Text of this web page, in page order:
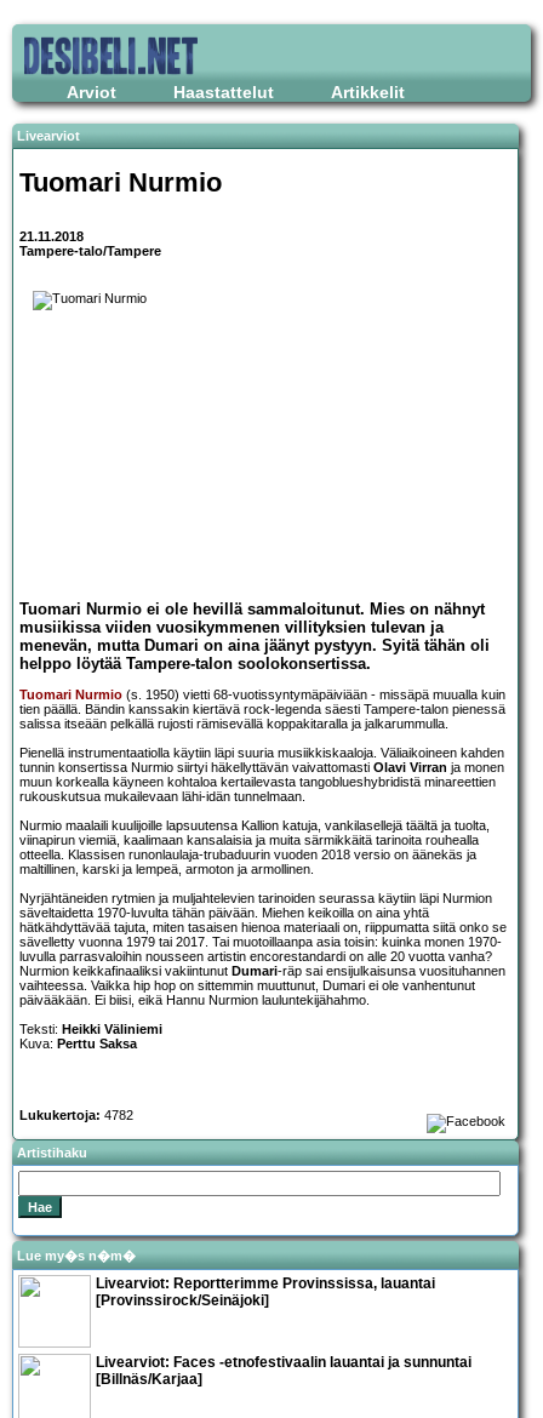
Arviot Haastattelut Artikkelit
Livearviot
Tuomari Nurmio
21.11.2018
Tampere-talo/Tampere
Tuomari Nurmio ei ole hevillä sammaloitunut. Mies on nähnyt
musiikissa viiden vuosikymmenen villityksien tulevan ja
menevän, mutta Dumari on aina jäänyt pystyyn. Syitä tähän oli
helppo löytää Tampere-talon soolokonsertissa.
Tuomari Nurmio (s. 1950) vietti 68-vuotissyntymäpäiviään - missäpä muualla kuin
tien päällä. Bändin kanssakin kiertävä rock-legenda säesti Tampere-talon pienessä
salissa itseään pelkällä rujosti rämisevällä koppakitaralla ja jalkarummulla.
Pienellä instrumentaatiolla käytiin läpi suuria musiikkiskaaloja. Väliaikoineen kahden
tunnin konsertissa Nurmio siirtyi häkellyttävän vaivattomasti Olavi Virran ja monen
muun korkealla käyneen kohtaloa kertailevasta tangoblueshybridistä minareettien
rukouskutsua mukailevaan lähi-idän tunnelmaan.
Nurmio maalaili kuulijoille lapsuutensa Kallion katuja, vankilasellejä täältä ja tuolta,
viinapirun viemiä, kaalimaan kansalaisia ja muita särmikkäitä tarinoita rouhealla
otteella. Klassisen runonlaulaja-trubaduurin vuoden 2018 versio on äänekäs ja
maltillinen, karski ja lempeä, armoton ja armollinen.
Nyrjähtäneiden rytmien ja muljahtelevien tarinoiden seurassa käytiin läpi Nurmion
säveltaidetta 1970-luvulta tähän päivään. Miehen keikoilla on aina yhtä
hätkähdyttävää tajuta, miten tasaisen hienoa materiaali on, riippumatta siitä onko se
sävelletty vuonna 1979 tai 2017. Tai muotoillaanpa asia toisin: kuinka monen 1970-
luvulla parrasvaloihin nousseen artistin encorestandardi on alle 20 vuotta vanha?
Nurmion keikkafinaaliksi vakiintunut Dumari-räp sai ensijulkaisunsa vuosituhannen
vaihteessa. Vaikka hip hop on sittemmin muuttunut, Dumari ei ole vanhentunut
päivääkään. Ei biisi, eikä Hannu Nurmion lauluntekijähahmo.
Teksti: Heikki Väliniemi
Kuva: Perttu Saksa
Lukukertoja: 4782
Artistihaku
Lue my�s n�m�
Livearviot: Reportterimme Provinssissa, lauantai
[Provinssirock/Seinäjoki]
Livearviot: Faces -etnofestivaalin lauantai ja sunnuntai
[Billnäs/Karjaa]